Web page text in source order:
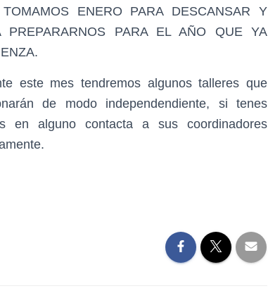
ENERO PARA DESCANSAR Y
PREPARARNOS PARA EL AÑO QUE YA
este mes tendremos algunos talleres que
de modo independendiente, si tenes
en alguno contacta a sus coordinadores